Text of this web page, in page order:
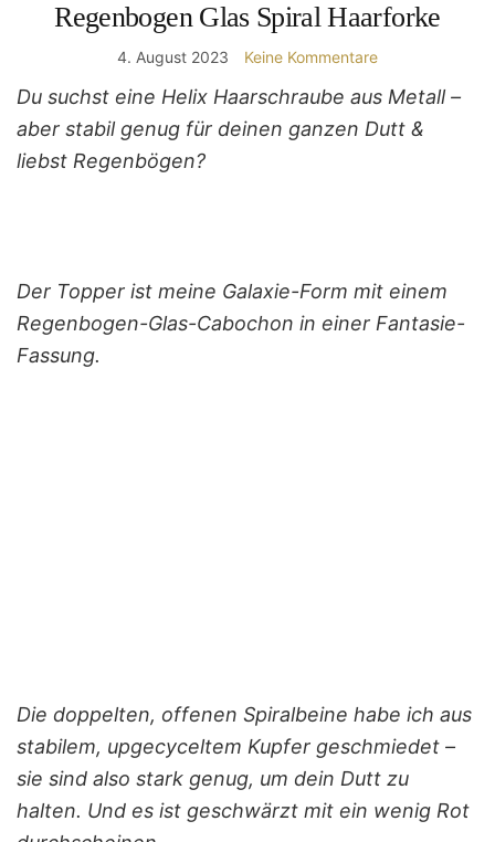
Regenbogen Glas Spiral Haarforke
4. August 2023 Keine Kommentare
Du suchst eine Helix Haarschraube aus Metall –
aber stabil genug für deinen ganzen Dutt &
liebst Regenbögen?
Der Topper ist meine Galaxie-Form mit einem
Regenbogen-Glas-Cabochon in einer Fantasie-
Fassung.
Die doppelten, offenen Spiralbeine habe ich aus
stabilem, upgecyceltem Kupfer geschmiedet –
sie sind also stark genug, um dein Dutt zu
halten. Und es ist geschwärzt mit ein wenig Rot